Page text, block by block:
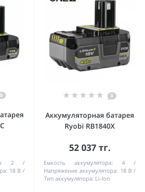
0
2
18 В
0
Аккумуляторная батарея
Ryobi RB1840X
52 037 тг.
Емкость аккумулятора:
4
Напряжение аккумулятора: 18 В
Тип аккумулятора: Li-Ion